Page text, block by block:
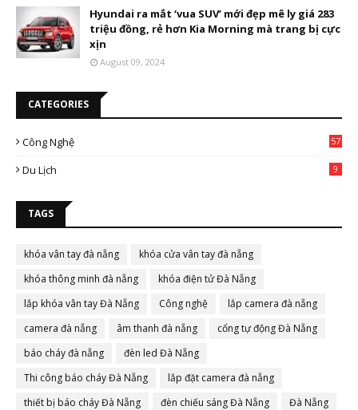
Hyundai ra mắt ‘vua SUV’ mới đẹp mê ly giá 283
triệu đồng, rẻ hơn Kia Morning mà trang bị cực
xịn
August 09, 2024
CATEGORIES
Công Nghệ 57
Du Lịch 9
TAGS
khóa vân tay đà nẵng
khóa cửa vân tay đà nẵng
khóa thông minh đà nẵng
khóa điện tử Đà Nẵng
lắp khóa vân tay Đà Nẵng
Công nghệ
lắp camera đà nẵng
camera đà nẵng
âm thanh đà nẵng
cổng tự động Đà Nẵng
báo cháy đà nẵng
đèn led Đà Nẵng
Thi công báo cháy Đà Nẵng
lắp đặt camera đà nẵng
thiết bị báo cháy Đà Nẵng
đèn chiếu sáng Đà Nẵng
Đà Nẵng